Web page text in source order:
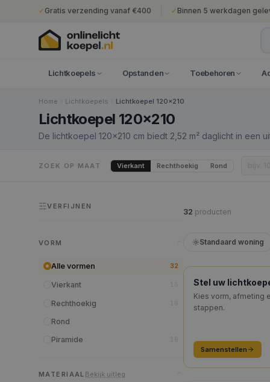
✓ Gratis verzending vanaf €400 ✓ Binnen 5 werkdagen
Lichtkoepels Opstanden Toebehoren
Home Lichtkoepels Lichtkoepel 120x210
Lichtkoepel 120x210
De lichtkoepel 120×210 cm biedt 2,52 m² daglicht in een
rechthoekige lichtopening het architectonisch concept
vereist altijd professionele dakwerkzaamheden en
ZOEK OP MAAT Vierkant Rechthoekig Rond
VERFIJNEN
VORM
Alle vormen 32
Vierkant
Rechthoekig
Rond
Piramide
MATERIAAL Bekijk uitleg
32 producten
Standaard woning
KEUZEHULP
Stel uw
Kies vorm, afmeting
stappen.
Samenstellen